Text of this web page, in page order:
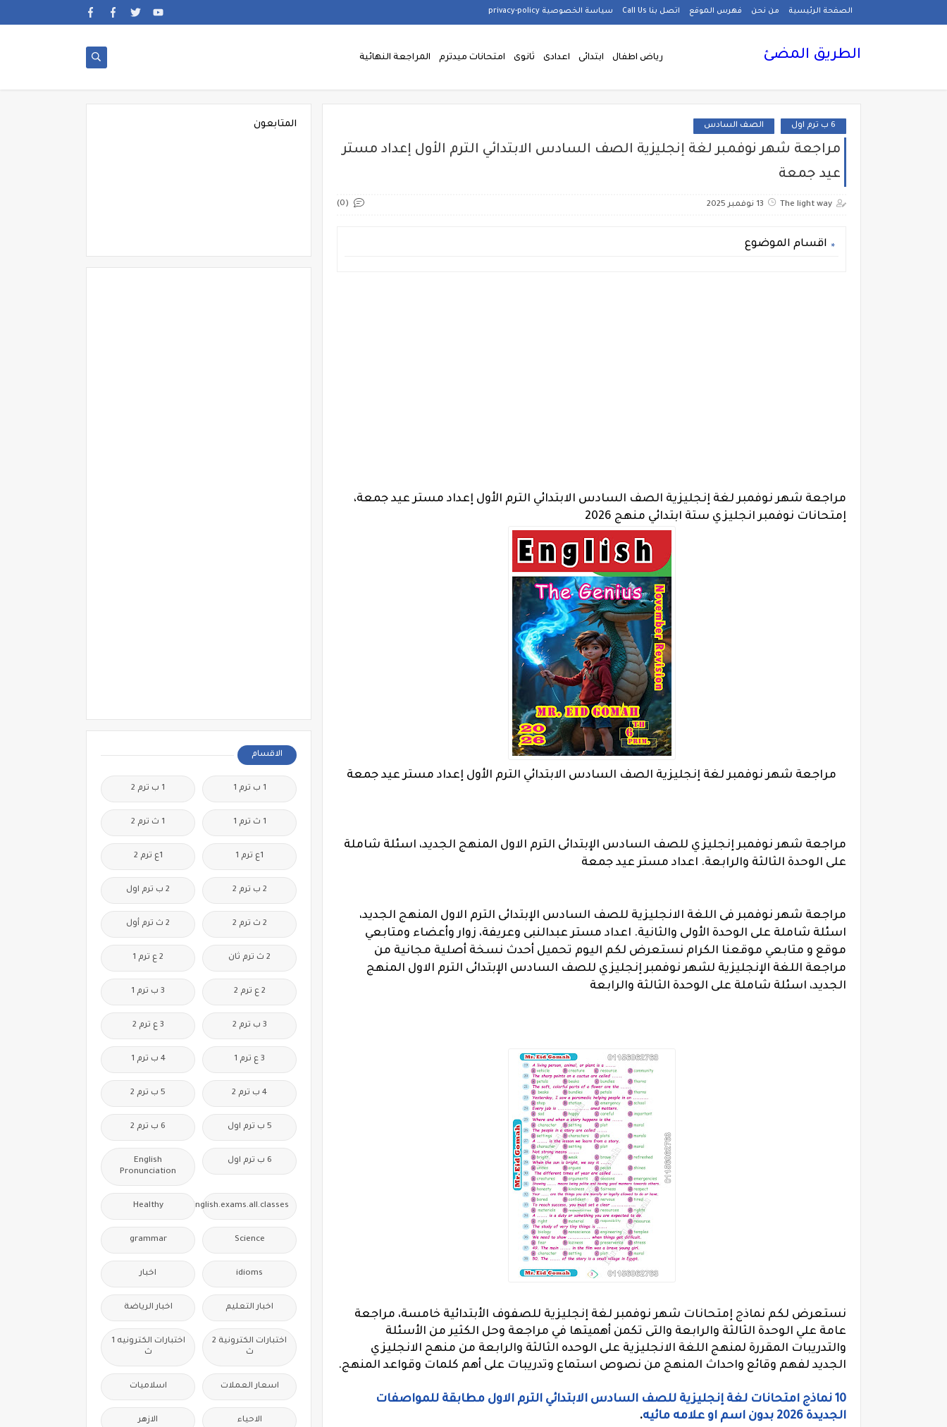
الصفحة الرئيسية من نحن فهرس الموقع اتصل بنا Call Us سياسة الخصوصية privacy-policy
الطريق المضئ رياض اطفال ابتدائى اعدادى ثانوى امتحانات ميدترم المراجعة النهائية
6 ب ترم اول الصف السادس
مراجعة شهر نوفمبر لغة إنجليزية الصف السادس الابتدائي الترم الأول إعداد مستر
عيد جمعة
The light way 13 نوفمبر 2025 (0)
اقسام الموضوع
مراجعة شهر نوفمبر لغة إنجليزية الصف السادس الابتدائي الترم الأول إعداد مستر عيد جمعة،
إمتحانات نوفمبر انجليزي ستة ابتدائي منهج 2026
مراجعة شهر نوفمبر لغة إنجليزية الصف السادس الابتدائي الترم الأول إعداد مستر عيد جمعة
مراجعة شهر نوفمبر إنجليزي للصف السادس الإبتدائى الترم الاول المنهج الجديد، اسئلة شاملة
على الوحدة الثالثة والرابعة. اعداد مستر عيد جمعة
مراجعة شهر نوفمبر فى اللغة الانجليزية للصف السادس الإبتدائى الترم الاول المنهج الجديد،
اسئلة شاملة على الوحدة الأولى والثانية. اعداد مستر عبدالنبى وعريفة، زوار وأعضاء ومتابعي
موقع و متابعي موقعنا الكرام نستعرض لكم اليوم تحميل أحدث نسخة أصلية مجانية من
مراجعة اللغة الإنجليزية لشهر نوفمبر إنجليزي للصف السادس الإبتدائى الترم الاول المنهج
الجديد، اسئلة شاملة على الوحدة الثالثة والرابعة
نستعرض لكم نماذج إمتحانات شهر نوفمبر لغة إنجليزية للصفوف الأبتدائية خامسة، مراجعة
عامة علي الوحدة الثالثة والرابعة والتى تكمن أهميتها في مراجعة وحل الكثير من الأسئلة
والتدريبات المقررة لمنهج اللغة الانجليزية على الوحده الثالثة والرابعة من منهح الانجليزي
الجديد لفهم وقائع واحداث المنهج من نصوص استماع وتدريبات على أهم كلمات وقواعد المنهج.
10 نماذج امتحانات لغة إنجليزية للصف السادس الابتدائي الترم الاول مطابقة للمواصفات
الجديدة 2026 بدون اسم او علامه مائيه
.
المتابعون
الاقسام
1 ب ترم 1 1 ب ترم 2
1 ث ترم 1 1 ث ترم 2
1ع ترم 1 1ع ترم 2
2 ب ترم 2 2 ب ترم اول
2 ث ترم 2 2 ث ترم أول
2 ث ترم ثان 2 ع ترم 1
2 ع ترم 2 3 ب ترم 1
3 ب ترم 2 3 ع ترم 2
3 ع ترم 1 4 ب ترم 1
4 ب ترم 2 5 ب ترم 2
5 ب ترم اول 6 ب ترم 2
6 ب ترم اول
English
Pronunciation
Free.English.exams.all.classes
Healthy
Science
grammar
idioms اخبار
اخبار التعليم اخبار الرياضة
اختبارات الكترونية 2
ث
اختبارات الكترونيه 1
ث
اسعار العملات اسلاميات
الاحياء الازهر